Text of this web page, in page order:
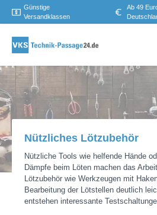
Günstige
Versandklassen
Ab 49
Nützliches Lötzubehör
Nützliche Tools wie helfende Hände
Dämpfe beim Löten machen das
Lötzubehör wie Werkzeugen mit
Bearbeitung der Lötstellen deutlich
entstehen interessante